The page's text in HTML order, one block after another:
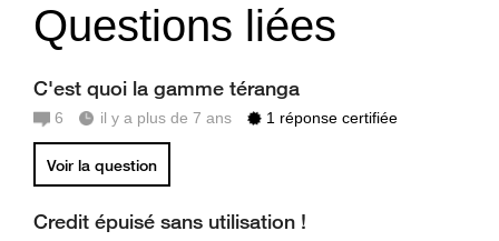
Questions liées
C'est quoi la gamme téranga
6 il y a plus de 7 ans 1 réponse certifiée
Voir la question
Credit épuisé sans utilisation !